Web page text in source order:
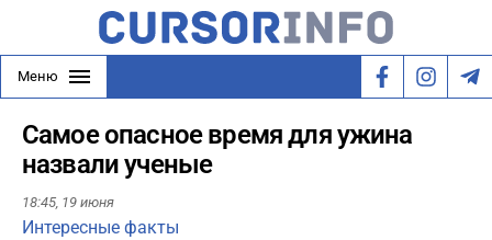
Меню
Самое опасное время для ужина
назвали ученые
18:45, 19 июня
Интересные факты